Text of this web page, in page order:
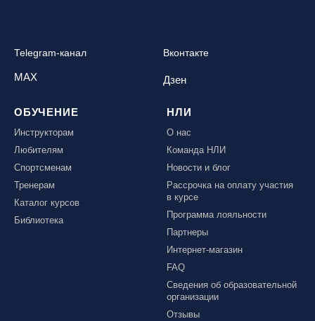
Telegram-канал Вконтакте
MAX Дзен
ОБУЧЕНИЕ
Инструкторам
Любителям
Спортсменам
Тренерам
Каталог курсов
Библиотека
НЛИ
О нас
Команда НЛИ
Новости и блог
Рассрочка на оплату участия
в курсе
Программа лояльности
Партнеры
Интернет-магазин
FAQ
Сведения об образовательной
организации
Отзывы